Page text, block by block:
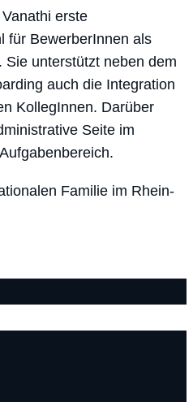
erste
für BewerberInnen als
unterstützt neben dem
auch die Integration
KollegInnen. Darüber
Seite im
Familie im Rhein-